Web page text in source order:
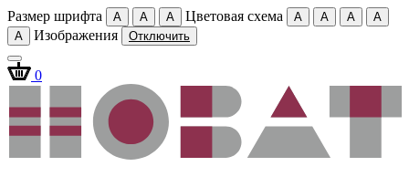
Размер шрифта A A A Цветовая схема A A A
A
A
Изображения Отключить
0